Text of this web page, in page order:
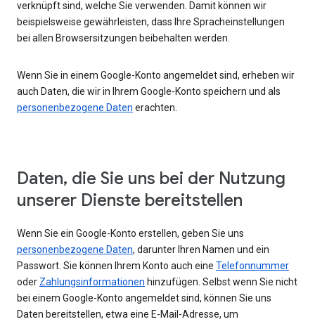
verknüpft sind, welche Sie verwenden. Damit können wir
beispielsweise gewährleisten, dass Ihre Spracheinstellungen
bei allen Browsersitzungen beibehalten werden.
Wenn Sie in einem Google-Konto angemeldet sind, erheben wir
auch Daten, die wir in Ihrem Google-Konto speichern und als
personenbezogene Daten erachten.
Daten, die Sie uns bei der Nutzung
unserer Dienste bereitstellen
Wenn Sie ein Google-Konto erstellen, geben Sie uns
personenbezogene Daten, darunter Ihren Namen und ein
Passwort. Sie können Ihrem Konto auch eine Telefonnummer
oder Zahlungsinformationen hinzufügen. Selbst wenn Sie nicht
bei einem Google-Konto angemeldet sind, können Sie uns
Daten bereitstellen, etwa eine E-Mail-Adresse, um